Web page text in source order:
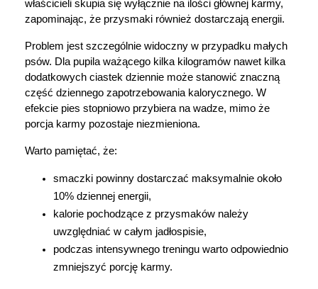
właścicieli skupia się wyłącznie na ilości głównej karmy,
zapominając, że przysmaki również dostarczają energii.
Problem jest szczególnie widoczny w przypadku małych
psów. Dla pupila ważącego kilka kilogramów nawet kilka
dodatkowych ciastek dziennie może stanowić znaczną
część dziennego zapotrzebowania kalorycznego. W
efekcie pies stopniowo przybiera na wadze, mimo że
porcja karmy pozostaje niezmieniona.
Warto pamiętać, że:
smaczki powinny dostarczać maksymalnie około
10% dziennej energii,
kalorie pochodzące z przysmaków należy
uwzględniać w całym jadłospisie,
podczas intensywnego treningu warto odpowiednio
zmniejszyć porcję karmy.